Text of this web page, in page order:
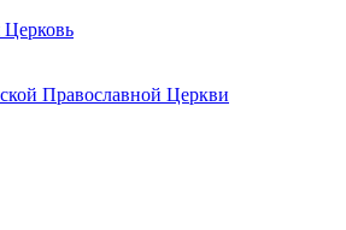
Церковь
Православной Церкви